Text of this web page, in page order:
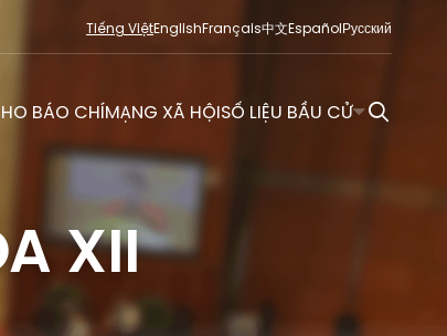
Tiếng ViệtEnglishFrançais中文EspañolРусский
BÁO CHÍMẠNG XÃ HỘISỐ LIỆU BẦU CỬ
XII